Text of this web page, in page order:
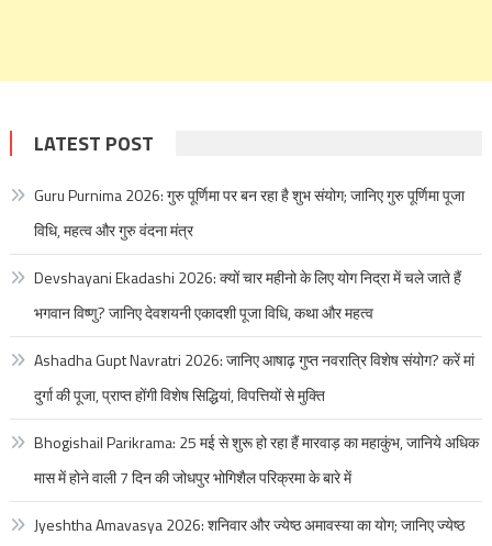
LATEST POST
Guru Purnima 2026: गुरु पूर्णिमा पर बन रहा है शुभ संयोग; जानिए गुरु पूर्णिमा पूजा
विधि, महत्व और गुरु वंदना मंत्र
Devshayani Ekadashi 2026: क्यों चार महीनो के लिए योग निद्रा में चले जाते हैं
भगवान विष्णु? जानिए देवशयनी एकादशी पूजा विधि, कथा और महत्व
Ashadha Gupt Navratri 2026: जानिए आषाढ़ गुप्त नवरात्रि विशेष संयोग? करें मां
दुर्गा की पूजा, प्राप्त होंगी विशेष सिद्धियां, विपत्तियों से मुक्ति
Bhogishail Parikrama: 25 मई से शुरू हो रहा हैं मारवाड़ का महाकुंभ, जानिये अधिक
मास में होने वाली 7 दिन की जोधपुर भोगिशैल परिक्रमा के बारे में
Jyeshtha Amavasya 2026: शनिवार और ज्येष्ठ अमावस्या का योग; जानिए ज्येष्ठ